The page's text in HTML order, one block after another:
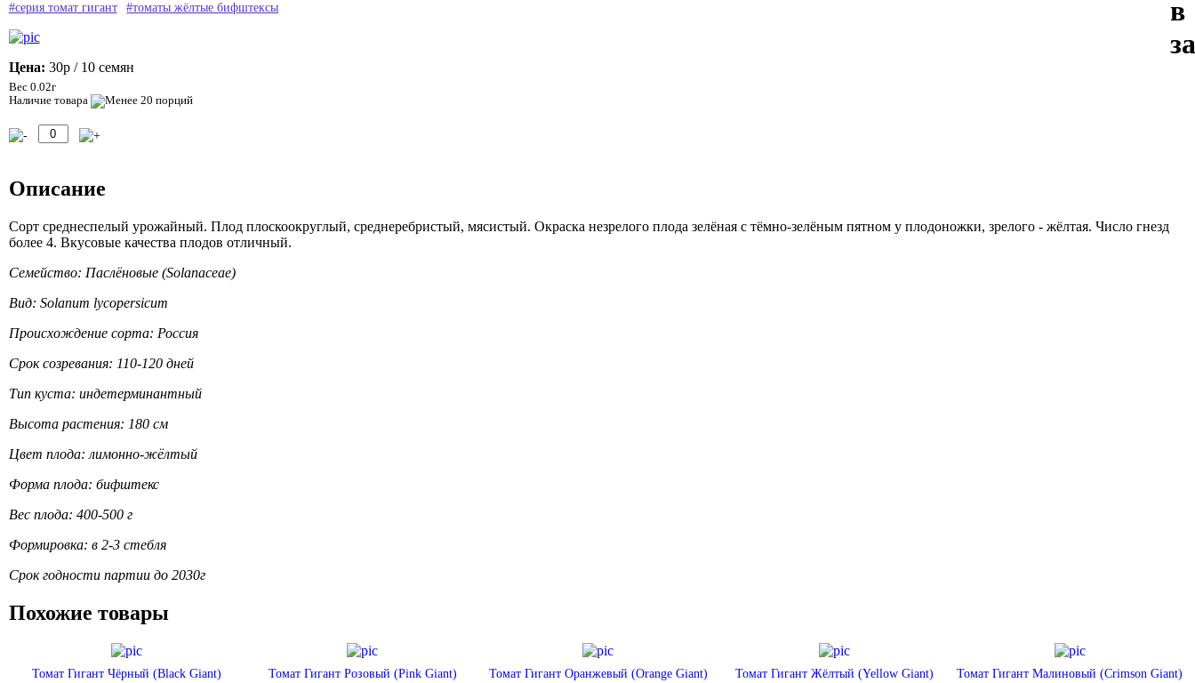
#серия томат гигант #томаты жёлтые бифштексы
Цена: 30р / 10 семян
Вес 0.02г
Наличие товара
Описание
Сорт среднеспелый урожайный. Плод плоскоокруглый, среднеребристый, мясистый. Окраска незрелого плода зелёная с тёмно-зелёным пятном у плодоножки, зрелого - жёлтая. Число гнезд
более 4. Вкусовые качества плодов отличный.
Семейство: Паслёновые (Solanaceae)
Вид: Solanum lycopersicum
Происхождение сорта: Россия
Срок созревания: 110-120 дней
Тип куста: индетерминантный
Высота растения: 180 см
Цвет плода: лимонно-жёлтый
Форма плода: бифштекс
Вес плода: 400-500 г
Формировка: в 2-3 стебля
Срок годности партии до 2030г
Похожие товары
Томат Гигант Чёрный (Black Giant) Томат Гигант Розовый (Pink Giant) Томат Гигант Оранжевый (Orange Giant) Томат Гигант Жёлтый (Yellow Giant) Томат Гигант Малиновый (Crimson Giant)